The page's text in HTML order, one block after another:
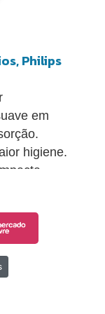
Philips
em
higiene.